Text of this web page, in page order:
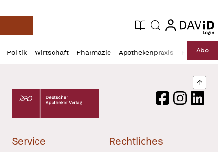
Deutsche Apotheker Zeitung
Aktuelle Ausgabe
Suche login
login
Politik Wirtschaft Pharmazie Apothekenpraxis RechtAbo
Profil
öffnen
Daz
Pur
Deutscher Apotheker Verlag Logo
FacebookInstagram
Service Rechtliches